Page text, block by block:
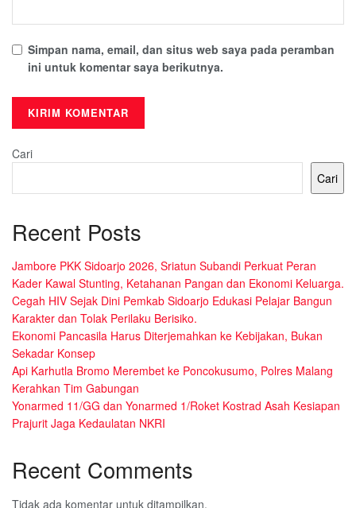
Simpan nama, email, dan situs web saya pada peramban
ini untuk komentar saya berikutnya.
Cari
Cari
Recent Posts
Jambore PKK Sidoarjo 2026, Sriatun Subandi Perkuat Peran
Kader Kawal Stunting, Ketahanan Pangan dan Ekonomi Keluarga.
Cegah HIV Sejak Dini Pemkab Sidoarjo Edukasi Pelajar Bangun
Karakter dan Tolak Perilaku Berisiko.
Ekonomi Pancasila Harus Diterjemahkan ke Kebijakan, Bukan
Sekadar Konsep
Api Karhutla Bromo Merembet ke Poncokusumo, Polres Malang
Kerahkan Tim Gabungan
Yonarmed 11/GG dan Yonarmed 1/Roket Kostrad Asah Kesiapan
Prajurit Jaga Kedaulatan NKRI
Recent Comments
Tidak ada komentar untuk ditampilkan.